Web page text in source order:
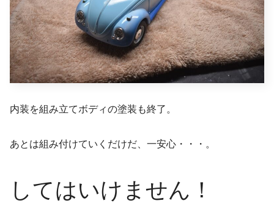
内装を組み立てボディの塗装も終了。
あとは組み付けていくだけだ、一安心・・・。
してはいけません！